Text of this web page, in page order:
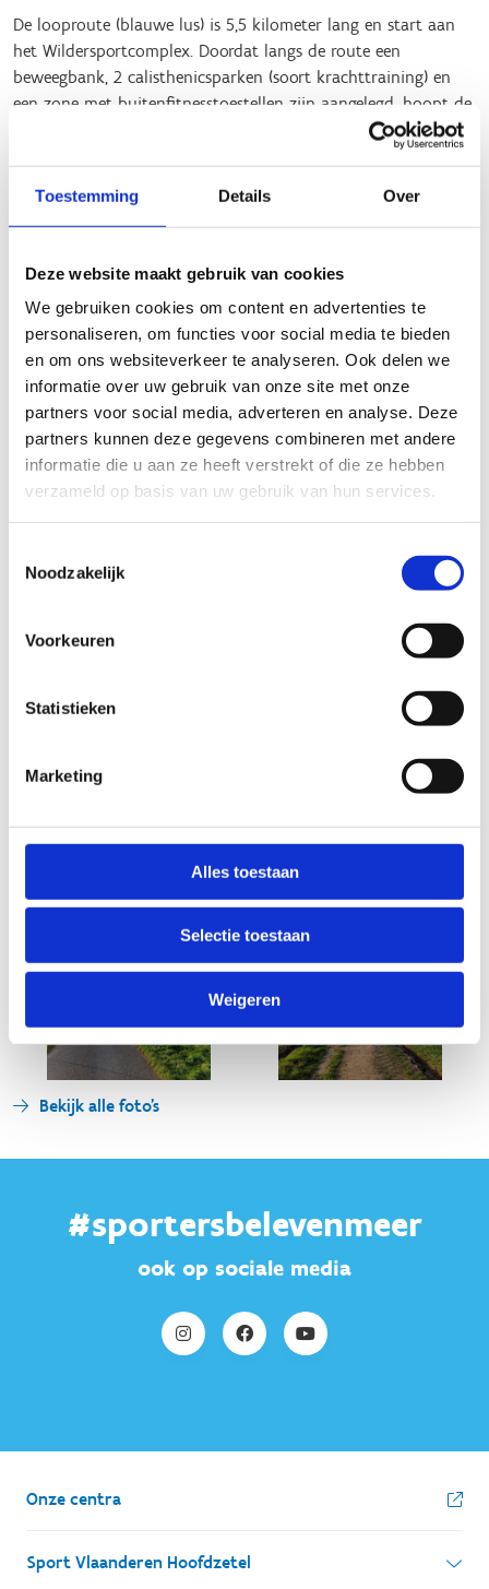
Toestemming Details Over
Deze website maakt gebruik van cookies
We gebruiken cookies om content en advertenties te
personaliseren, om functies voor social media te bieden
en om ons websiteverkeer te analyseren. Ook delen we
informatie over uw gebruik van onze site met onze
partners voor social media, adverteren en analyse. Deze
partners kunnen deze gegevens combineren met andere
informatie die u aan ze heeft verstrekt of die ze hebben
verzameld op basis van uw gebruik van hun services.
Noodzakelijk
Voorkeuren
Statistieken
Marketing
Alles toestaan
Selectie toestaan
Weigeren
De looproute (blauwe lus) is 5,5 kilometer lang en start aan
het Wildersportcomplex. Doordat langs de route een
beweegbank, 2 calisthenicsparken (soort krachttraining) en
een zone met buitenfitnesstoestellen zijn aangelegd, hoopt de
gemeente niet alleen joggers, maar ook fitnessliefhebbers en
buitensporters aan te trekken. "Dit biedt niet alleen kansen
ontmoetingsplekken waar beweging en sociaal contact
samenkomen."
De route neemt je mee langs straten, door de velden en het
park en biedt een mooie mix van natuur en autoluwe wegen.
De route is geschikt voor zowel geoefende sporters,
beginnende lopers als wandelaars die onderweg wat
lenigheidsoefeningen willen doen.
Startplaats: Wildersportcomplex, Sportlaan 11, 1600 Sint-
Pieters-Leeuw
Startplaatsen
Bekijk alle foto's
#sportersbelevenmeer
ook op sociale media
Onze centra
Sport Vlaanderen Hoofdzetel